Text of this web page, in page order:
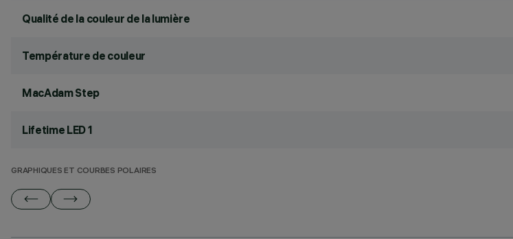
Qualité de la couleur de la lumière
Température de couleur
MacAdam Step
Lifetime LED 1
GRAPHIQUES ET COURBES POLAIRES